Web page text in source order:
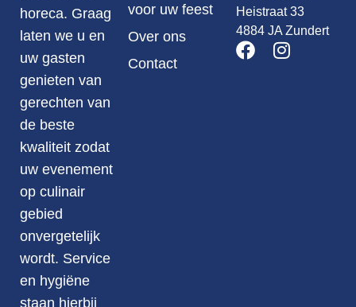
horeca. Graag
laten we u en
uw gasten
genieten van
gerechten van
de beste
kwaliteit zodat
uw evenement
op culinair
gebied
onvergetelijk
wordt. Service
en hygiëne
staan hierbij
voor uw feest
Over ons
Contact
Heistraat 33
4884 JA Zundert